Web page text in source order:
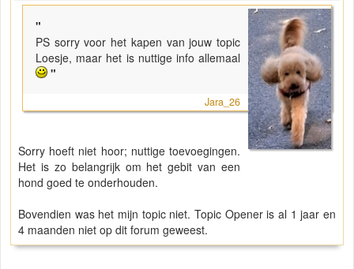
"
PS sorry voor het kapen van jouw topic
Loesje, maar het is nuttige info allemaal
"
Jara_26
Sorry hoeft niet hoor; nuttige toevoegingen.
Het is zo belangrijk om het gebit van een
hond goed te onderhouden.
Bovendien was het mijn topic niet. Topic Opener is al 1 jaar en
4 maanden niet op dit forum geweest.